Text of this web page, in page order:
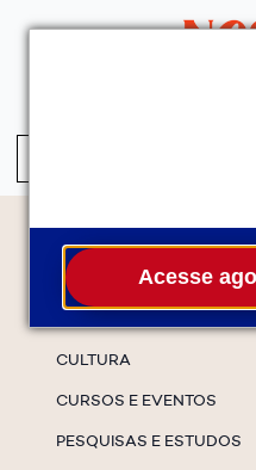
Acesse
Temas
CULTURA
CURSOS E EVENTOS
PESQUISAS E ESTUDOS